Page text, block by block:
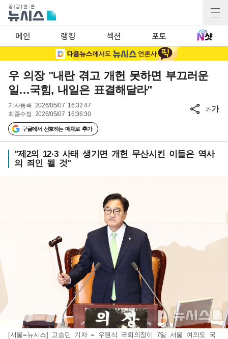
메인 랭킹 섹션 포토
우 의장 "내란 겪고 개헌 못하면 부끄러운
일…국힘, 내일은 표결해달라"
기사등록 2026/05/07 16:32:47
최종수정 2026/05/07 16:36:30
구글에서 선호하는 매체로 추가
가가
"제2의 12·3 사태 생기면 개헌 무산시킨 이들은 역사
의 죄인 될 것"
[서울=뉴시스] 고승민 기자 = 우원식 국회의장이 7일 서울 여의도 국